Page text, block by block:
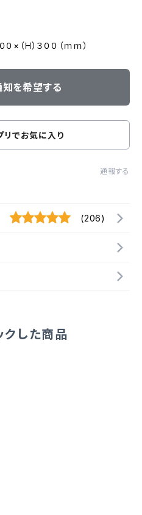
０×（Ｈ）３００（ｍｍ）
を希望する
リでお気に入り
通報する
(206)
クした商品